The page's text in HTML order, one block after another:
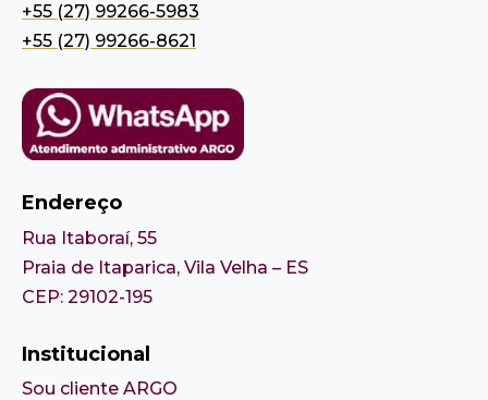
+55 (27) 99266-5983
+55 (27) 99266-8621
Endereço
Rua Itaboraí, 55
Praia de Itaparica, Vila Velha – ES
CEP: 29102-195
Institucional
Sou cliente ARGO